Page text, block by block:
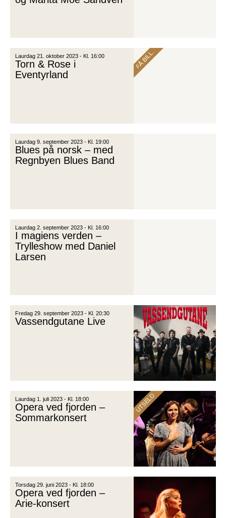
FÅ BILL.
Laurdag 21. oktober 2023 - Kl. 16:00
Torn & Rose i
Eventyrland
Laurdag 9. september 2023 - Kl. 19:00
Blues på norsk – med
Regnbyen Blues Band
Laurdag 2. september 2023 - Kl. 16:00
I magiens verden –
Trylleshow med Daniel
Larsen
Fredag 29. september 2023 - Kl. 20:30
Vassendgutane Live
UTSELD
Laurdag 1. juli 2023 - Kl. 18:00
Opera ved fjorden –
Sommarkonsert
Torsdag 29. juni 2023 - Kl. 18:00
Opera ved fjorden –
Arie-konsert